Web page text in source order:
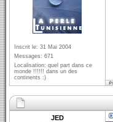
Inscrit le: 31 Mai 2004
Messages: 671
Localisation: quel part dans ce
monde !!!!!! dans un des
continents :)
JED